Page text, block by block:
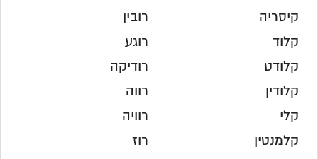
קיסריה
קלוד
קלודט
קלודין
קלי
קלמנטין
רובין
רוגע
רודיקה
רווה
רוויה
רוז